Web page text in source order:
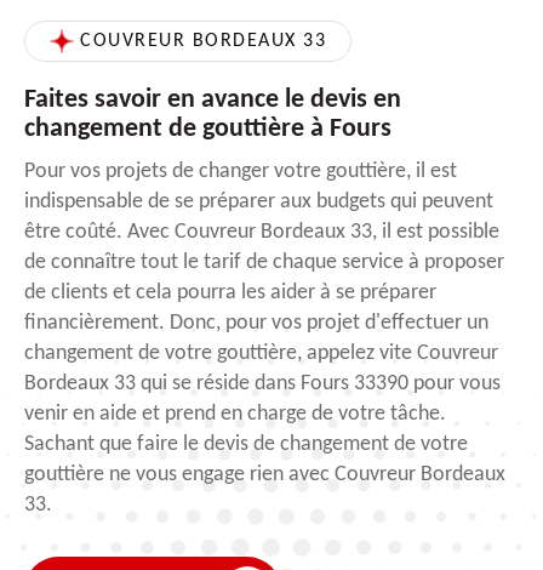
COUVREUR BORDEAUX 33
Faites savoir en avance le devis en
changement de gouttière à Fours
Pour vos projets de changer votre gouttière, il est
indispensable de se préparer aux budgets qui peuvent
être coûté. Avec Couvreur Bordeaux 33, il est possible
de connaître tout le tarif de chaque service à proposer
de clients et cela pourra les aider à se préparer
financièrement. Donc, pour vos projet d'effectuer un
changement de votre gouttière, appelez vite Couvreur
Bordeaux 33 qui se réside dans Fours 33390 pour vous
venir en aide et prend en charge de votre tâche.
Sachant que faire le devis de changement de votre
gouttière ne vous engage rien avec Couvreur Bordeaux
33.